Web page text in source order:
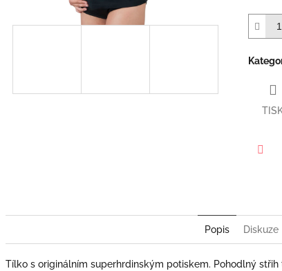
Popis Diskuze
Tílko s originálním superhrdinským potiskem. Pohodlný